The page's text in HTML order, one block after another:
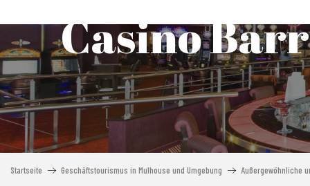
Casino
Startseite Geschäftstourismus in Mulhouse und Umgebung Außergewöhnliche